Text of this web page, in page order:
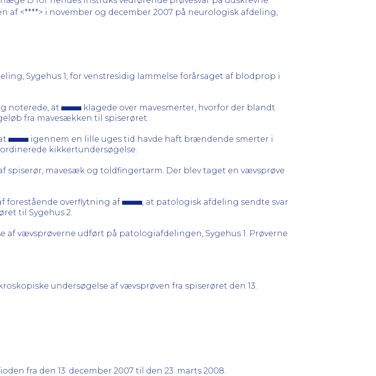
<****> i november og december 2007 på neurologisk afdeling,
Sygehus 1, for venstresidig lammelse forårsaget af blodprop i
noterede, at
klagede over mavesmerter, hvorfor der blandt
fra mavesækken til spiserøret.
igennem en lille uges tid havde haft brændende smerter i
kikkertundersøgelse.
spiserør, mavesæk og toldfingertarm. Der blev taget en vævsprøve
forestående overflytning af
, at patologisk afdeling sendte svar
til Sygehus 2.
af vævsprøverne udført på patologiafdelingen, Sygehus 1. Prøverne
undersøgelse af vævsprøven fra spiserøret den 13.
fra den 13. december 2007 til den 23. marts 2008.